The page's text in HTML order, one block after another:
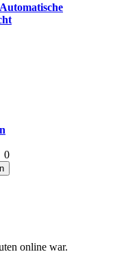
0
online war.